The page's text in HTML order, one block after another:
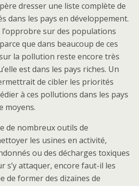
dresser une liste complète de
dans les pays en développement.
sur des populations
que dans beaucoup de ces
la pollution reste encore très
est dans les pays riches. Un
de cibler les priorités
à ces pollutions dans les pays
moyens.
de nombreux outils de
les usines en activité,
ou des décharges toxiques
s’y attaquer, encore faut-il les
de former des dizaines de